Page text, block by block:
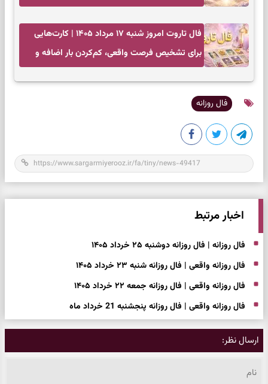
فال تاروت امروز شنبه ۱۷ مرداد ۱۴۰۵ | کارت‌هایی
برای تشخیص فرصت واقعی، کم‌کردن بار اضافه و
فال روزانه
اخبار مرتبط
فال روزانه | فال روزانه دوشنبه ۲۵ خرداد ۱۴۰۵
فال روزانه واقعی | فال روزانه شنبه ۲۳ خرداد ۱۴۰۵
فال روزانه واقعی | فال روزانه جمعه ۲۲ خرداد ۱۴۰۵
فال روزانه واقعی | فال روزانه پنجشنبه 21 خرداد ماه
ارسال نظر: